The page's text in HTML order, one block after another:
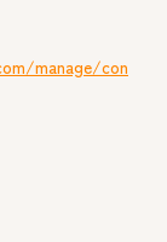
manage/con